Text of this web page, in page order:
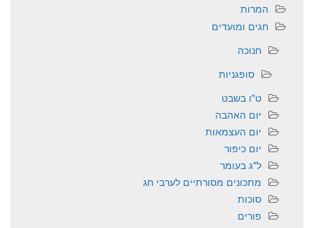
המרות
חגים ומועדים
חנוכה
סופגניות
ט"ו בשבט
יום האהבה
יום העצמאות
יום כיפור
ל"ג בעומר
מתכונים מסורתיים לערבי חג
סוכות
פורים